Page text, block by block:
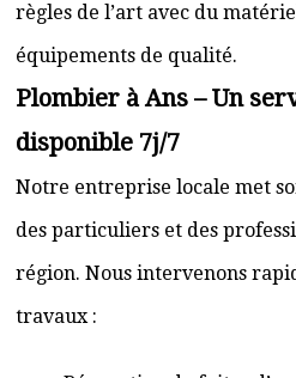
règles de l’art avec du
équipements de qualité.
Plombier à Ans – Un
disponible 7j/7
Notre entreprise locale met
des particuliers et des
région. Nous intervenons
travaux :